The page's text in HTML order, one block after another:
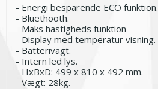
- Energi besparende ECO funktion.
- Bluethooth.
- Maks hastigheds funktion
- Display med temperatur visning.
- Batterivagt.
- Intern led lys.
- HxBxD: 499 x 810 x 492 mm.
- Vægt: 28kg.